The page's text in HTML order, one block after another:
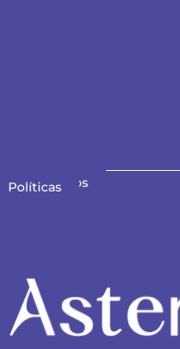
Contáctanos
Políticas